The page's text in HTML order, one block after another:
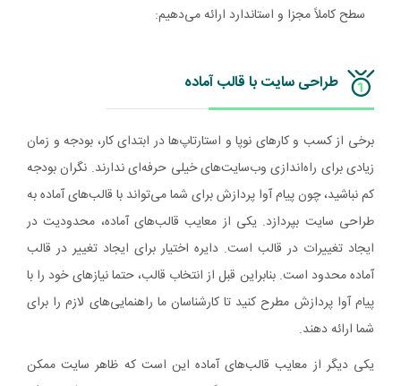
سطح کاملاً مجزا و استاندارد ارائه می‌دهیم:
طراحی سایت با قالب آماده
برخی از کسب و کارهای نوپا و استارتاپ‌ها در ابتدای کار، بودجه و زمان
زیادی برای راه‌اندازی وب‌سایت‌های خیلی حرفه‌ای ندارند. نگران بودجه
کم نباشید، چون پیام آوا پردازش برای شما می‌تواند با قالب‌های آماده به
طراحی سایت بپردازد. یکی از معایب قالب‌های آماده، محدودیت در
ایجاد تغییرات در قالب است. دایره اختیار برای ایجاد تغییر در قالب
آماده محدود است. بنابراین قبل از انتخاب قالب، حتما نیازهای خود را با
پیام آوا پردازش مطرح کنید تا کارشناسان ما راهنمایی‌های لازم را برای
شما ارائه دهند.
یکی دیگر از معایب قالب‌های آماده این است که ظاهر سایت ممکن